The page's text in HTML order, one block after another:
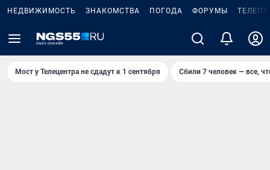
НЕДВИЖИМОСТЬ ЗНАКОМСТВА ПОГОДА ФОРУМЫ
Мост у Телецентра не сдадут к 1 сентября Сбили 7 человек — все,